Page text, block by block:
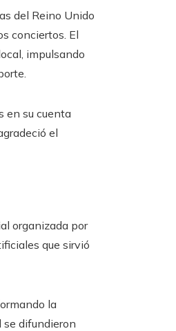
del Reino Unido
conciertos. El
impulsando
en su cuenta
el
organizada por
que sirvió
la
difundieron